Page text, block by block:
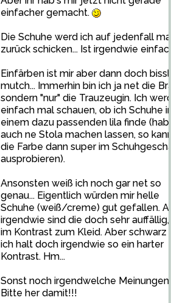
einfacher gemacht.
Die Schuhe werd ich auf jedenfall mal
zurück schicken... Ist irgendwie einfach
Einfärben ist mir aber dann doch bissl
mutch... Immerhin bin ich ja net die
sondern "nur" die Trauzeugin. Ich werd
einfach mal schauen, ob ich Schuhe in
einem dazu passenden lila finde (hab
auch ne Stola machen lassen, so kann
die Farbe dann super im
ausprobieren).
Ansonsten weiß ich noch gar net so
genau... Eigentlich würden mir helle
Schuhe (weiß/creme) gut gefallen.
irgendwie sind die doch sehr auffällig,
im Kontrast zum Kleid. Aber schwarz
ich halt doch irgendwie so ein harter
Kontrast. Hm...
Sonst noch irgendwelche
Bitte her damit!!!